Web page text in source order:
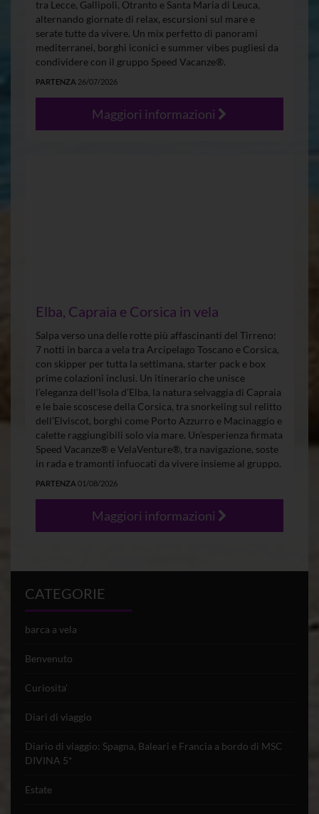
tra Lecce, Gallipoli, Otranto e Santa Maria di Leuca,
alternando giornate di relax, escursioni sul mare e
serate tutte da vivere. Un mix perfetto di panorami
mediterranei, borghi iconici e summer vibes pugliesi da
condividere con il gruppo Speed Vacanze®.
PARTENZA 26/07/2026
Maggiori informazioni
Elba, Capraia e Corsica in vela
Salpa verso una delle rotte più affascinanti del Tirreno:
7 notti in barca a vela tra Arcipelago Toscano e Corsica,
con skipper per tutta la settimana, starter pack e box
prime colazioni inclusi. Un itinerario che unisce
l’eleganza dell’Isola d’Elba, la natura selvaggia di Capraia
e le baie scoscese della Corsica, tra snorkeling sul relitto
dell’Elviscot, borghi come Porto Azzurro e Macinaggio e
calette raggiungibili solo via mare. Un’esperienza firmata
Speed Vacanze® e VelaVenture®, tra navigazione, soste
in rada e tramonti infuocati da vivere insieme al gruppo.
PARTENZA 01/08/2026
Maggiori informazioni
CATEGORIE
barca a vela
Benvenuto
Curiosita'
Diari di viaggio
Diario di viaggio: Spagna, Baleari e Francia a bordo di MSC
DIVINA 5*
Estate